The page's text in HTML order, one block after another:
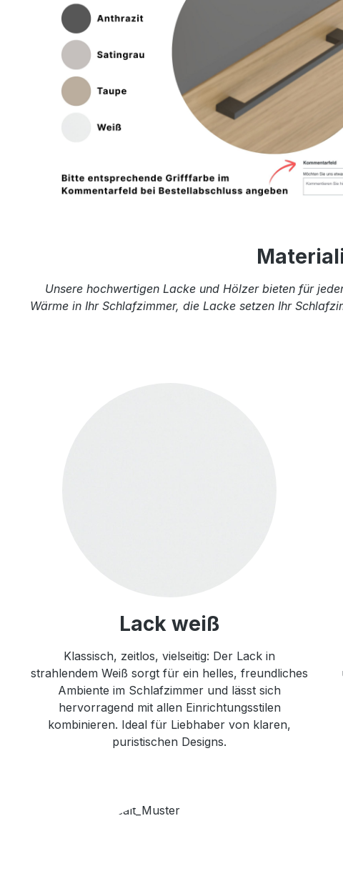
Unsere hochwertigen Lacke und Hölzer bieten für
Wärme in Ihr Schlafzimmer, die Lacke setzen Ihr
Lack weiß
Klassisch, zeitlos, vielseitig: Der Lack in
strahlendem Weiß sorgt für ein helles, freundliches
Ambiente im Schlafzimmer und lässt sich
hervorragend mit allen Einrichtungsstilen
kombinieren. Ideal für Liebhaber von klaren,
puristischen Designs.